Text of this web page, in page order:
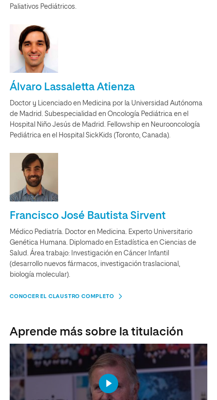
Paliativos Pediátricos.
Álvaro Lassaletta Atienza
Doctor y Licenciado en Medicina por la Universidad Autónoma
de Madrid. Subespecialidad en Oncología Pediátrica en el
Hospital Niño Jesús de Madrid. Fellowship en Neurooncología
Pediátrica en el Hospital SickKids (Toronto, Canada).
Francisco José Bautista Sirvent
Médico Pediatría. Doctor en Medicina. Experto Universitario
Genética Humana. Diplomado en Estadística en Ciencias de
Salud. Área trabajo: Investigación en Cáncer Infantil
(desarrollo nuevos fármacos, investigación traslacional,
biología molecular).
CONOCER EL CLAUSTRO COMPLETO
Aprende más sobre la titulación